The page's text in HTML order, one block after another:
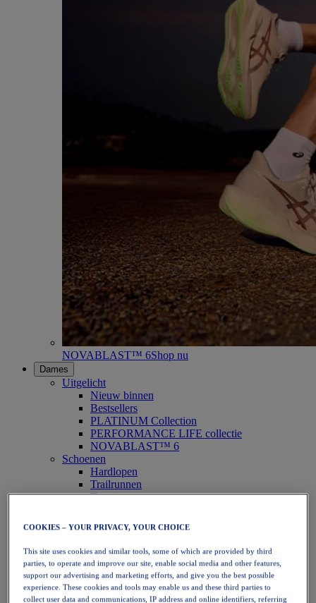
NOVABLAST™ 6Shop nu
Dames
Uitgelicht
Nieuw binnen
Bestsellers
PLATINUM Collection
PERFORMANCE LIFE collectie
NOVABLAST™ 6
Schoenen
Hardlopen
Trailrunnen
Tennis
Handbal
Netbal
SportStyle
Bovenkleding
Sport-bh's
Tanktops
COOKIES – YOUR PRIVACY, YOUR CHOICE
This site uses cookies and similar tools, some of which are provided by third
parties, to operate and improve our site, enable social media and other features,
support our advertising and marketing efforts, and give you the best possible
experience. These cookies and tools may enable us and these third parties to
collect user data and communications, IP address and online identifiers, referring